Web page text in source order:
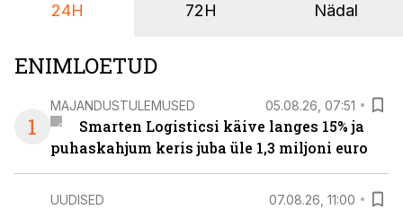
24H 72H Nädal
ENIMLOETUD
1
MAJANDUSTULEMUSED 05.08.26, 07:51
Smarten Logisticsi käive langes 15% ja
puhaskahjum keris juba üle 1,3 miljoni euro
UUDISED 07.08.26, 11:00